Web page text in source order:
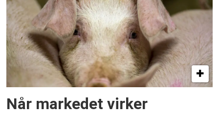
Når markedet virker